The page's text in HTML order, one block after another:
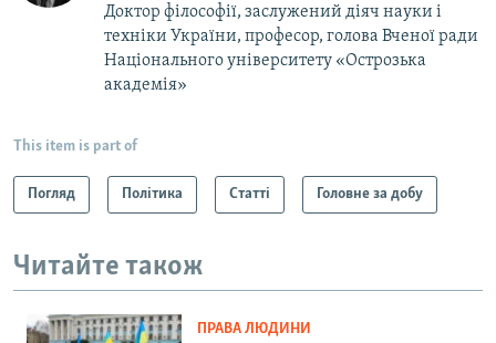
Доктор філософії, заслужений діяч науки і
техніки України, професор,​ голова Вченої ради
Національного університету «Острозька
академія»
This item is part of
Погляд Політика Статті Головне за добу
Читайте також
ПРАВА ЛЮДИНИ